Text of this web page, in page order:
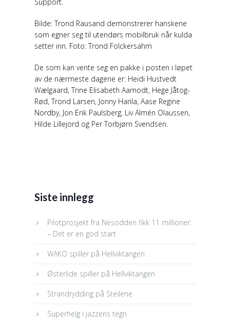
Bilde: Trond Rausand demonstrerer hanskene
som egner seg til utendørs mobilbruk når kulda
setter inn. Foto: Trond Folckersahm
De som kan vente seg en pakke i posten i løpet
av de nærmeste dagene er: Heidi Hustvedt
Wælgaard, Trine Elisabeth Aamodt, Hege Jåtog-
Rød, Trond Larsen, Jonny Harila, Aase Regine
Nordby, Jon Erik Paulsberg, Liv Almén Olaussen,
Hilde Lillejord og Per Torbjørn Svendsen.
Siste innlegg
Pilotprosjekt fra Nesodden fikk 11 millioner:
– Det er en god start
WAKO spiller på Hellviktangen
Østerlide spiller på Hellviktangen
Strandrydding på Steilene
Superhelg i jazzens tegn